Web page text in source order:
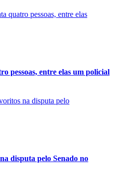
pessoas, entre elas um policial
disputa pelo Senado no